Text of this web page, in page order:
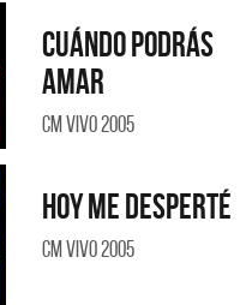
Cuándo podrás
amar
CM Vivo 2005
Hoy me desperté
CM Vivo 2005